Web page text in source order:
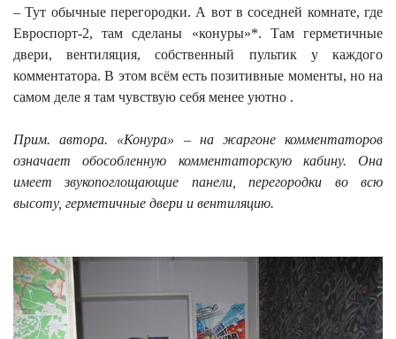
– Тут обычные перегородки. А вот в соседней комнате, где
Евроспорт-2, там сделаны «конуры»*. Там герметичные
двери, вентиляция, собственный пультик у каждого
комментатора. В этом всём есть позитивные моменты, но на
самом деле я там чувствую себя менее уютно .
Прим. автора. «Конура» – на жаргоне комментаторов
означает обособленную комментаторскую кабину. Она
имеет звукопоглощающие панели, перегородки во всю
высоту, герметичные двери и вентиляцию.